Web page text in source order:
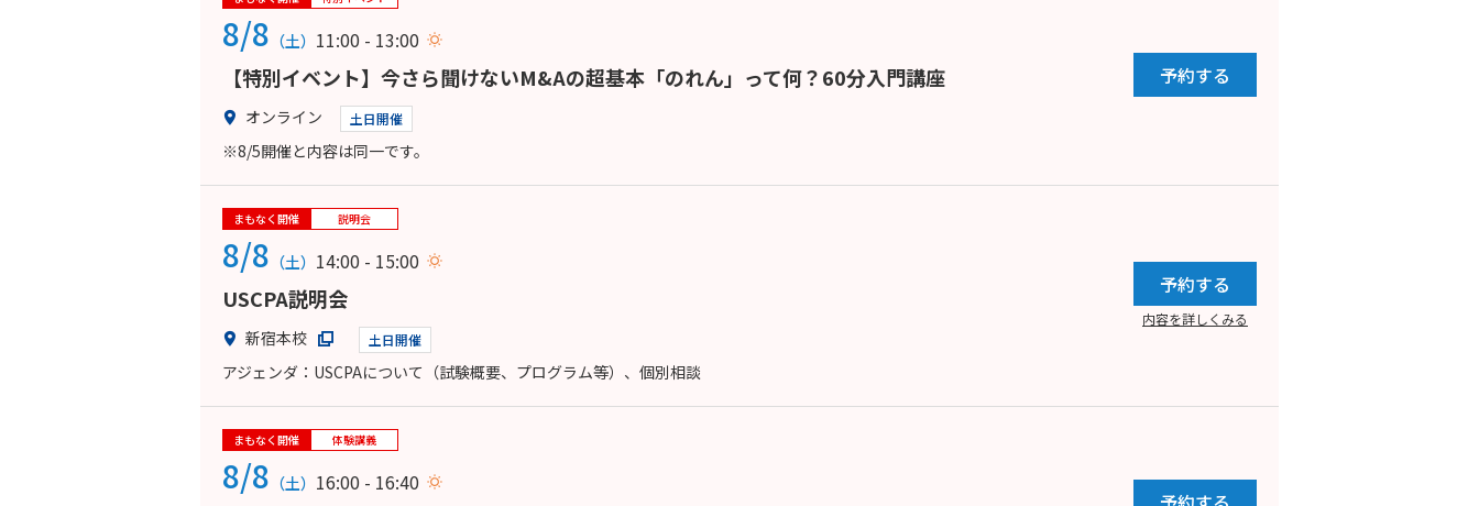
8/8 （土） 11:00 - 13:00
【特別イベント】今さら聞けないM&Aの超基本「のれん」って何？60分入門講座
オンライン 土日開催
※8/5開催と内容は同一です。
予約する
まもなく開催 説明会
8/8 （土） 14:00 - 15:00
USCPA説明会
新宿本校 土日開催
アジェンダ：USCPAについて（試験概要、プログラム等）、個別相談
予約する
内容を詳しくみる
まもなく開催 体験講義
8/8 （土） 16:00 - 16:40